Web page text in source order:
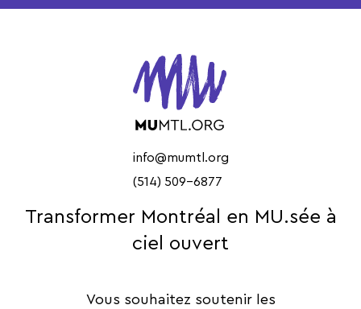
info@mumtl.org
(514) 509-6877
Transformer Montréal en MU.sée à
ciel ouvert
Vous souhaitez soutenir les